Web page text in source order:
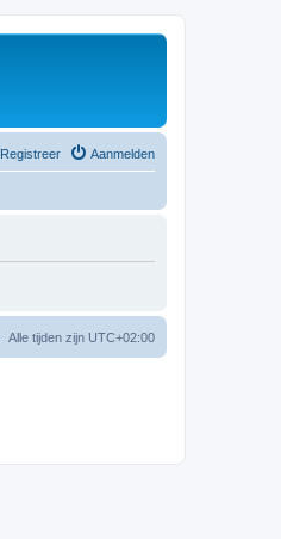
Aanmelden
Registreer
Alle tijden zijn UTC+02:00